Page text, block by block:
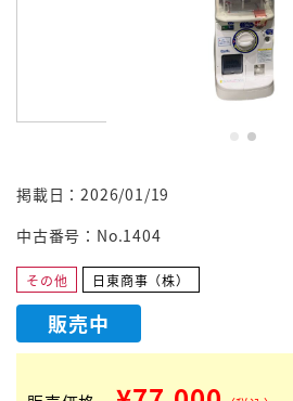
掲載日：2026/01/19
中古番号：No.1404
その他 日東商事（株）
販売中